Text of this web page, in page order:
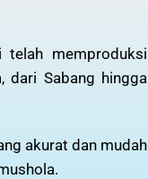
telah memproduksi
dari Sabang hingga
akurat dan mudah